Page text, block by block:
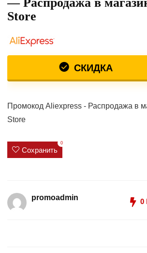
Store
СКИДКА
Промокод Aliexpress - Распродажа в
Store
Сохранить
0
promoadmin 0